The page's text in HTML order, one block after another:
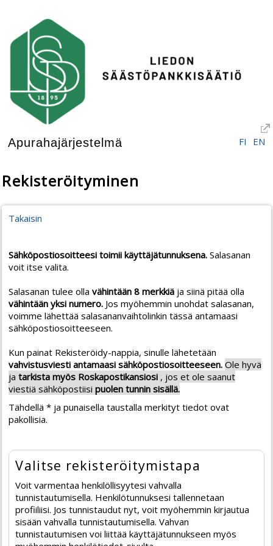
Apurahajärjestelmä FI EN
Rekisteröityminen
Takaisin
Sähköpostiosoitteesi toimii käyttäjätunnuksena. Salasanan
voit itse valita.
Salasanan tulee ollavähintään 8 merkkiä ja siinä pitää olla
vähintään yksi numero. Jos myöhemmin unohdat salasanan,
voimme lähettää salasananvaihtolinkin tässä antamaasi
sähköpostiosoitteeseen.
Kun painat Rekisteröidy-nappia, sinulle lähetetään
vahvistusviesti antamaasi sähköpostiosoitteeseen.Ole hyvä
jatarkista myös Roskapostikansiosi , jos et ole saanut
viestiä sähköpostiisipuolen tunnin sisällä.
Tähdellä * ja punaisella taustalla merkityt tiedot ovat
pakollisia.
Valitse rekisteröitymistapa
Voit varmentaa henkilöllisyytesi vahvalla
tunnistautumisella. Henkilötunnuksesi tallennetaan
profiiliisi. Jos tunnistaudut nyt, voit myöhemmin kirjautua
sisään vahvalla tunnistautumisella. Vahvan
tunnistautumisen voi liittää käyttäjätunnukseen myös